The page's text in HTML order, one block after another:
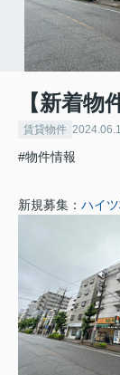
【新着物
賃貸物件
#物件情報
新規募集： ハイ